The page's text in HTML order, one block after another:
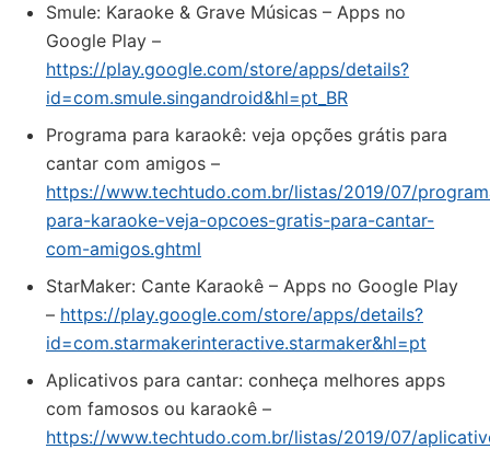
Smule: Karaoke & Grave Músicas – Apps no
Google Play –
https://play.google.com/store/apps/details?
id=com.smule.singandroid&hl=pt_BR
Programa para karaokê: veja opções grátis para
cantar com amigos –
https://www.techtudo.com.br/listas/2019/07/
para-karaoke-veja-opcoes-gratis-para-cantar-
com-amigos.ghtml
StarMaker: Cante Karaokê – Apps no Google Play
– https://play.google.com/store/apps/details?
id=com.starmakerinteractive.starmaker&hl=pt
Aplicativos para cantar: conheça melhores apps
com famosos ou karaokê –
https://www.techtudo.com.br/listas/2019/07/